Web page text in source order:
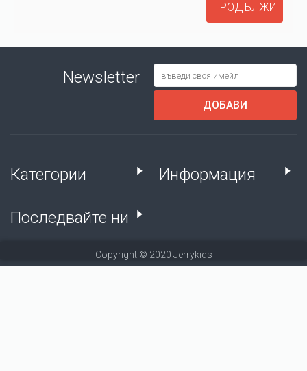
ПРОДЪЛЖИ
Newsletter
ДОБАВИ
Категории Информация
Последвайте ни
Copyright © 2020 Jerrykids